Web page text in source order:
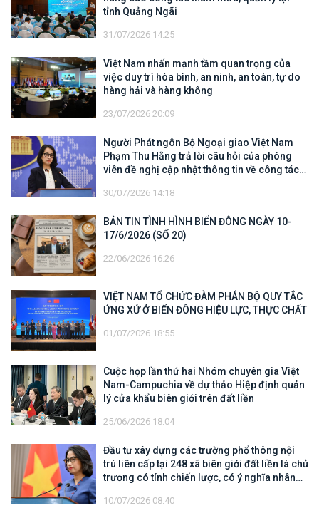
tỉnh Quảng Ngãi
31/07/2026 14:25
Việt Nam nhấn mạnh tầm quan trọng của
việc duy trì hòa bình, an ninh, an toàn, tự do
hàng hải và hàng không
23/07/2026 20:09
Người Phát ngôn Bộ Ngoại giao Việt Nam
Phạm Thu Hằng trả lời câu hỏi của phóng
viên đề nghị cập nhật thông tin về công tác
trên tàu Khôi Nguyên 18
30/07/2026 14:18
BẢN TIN TÌNH HÌNH BIỂN ĐÔNG NGÀY 10-
17/6/2026 (SỐ 20)
22/06/2026 16:26
VIỆT NAM TỔ CHỨC ĐÀM PHÁN BỘ QUY TẮC
ỨNG XỬ Ở BIỂN ĐÔNG HIỆU LỰC, THỰC CHẤT
01/07/2026 18:55
Cuộc họp lần thứ hai Nhóm chuyên gia Việt
Nam-Campuchia về dự thảo Hiệp định quản
lý cửa khẩu biên giới trên đất liền
25/06/2026 18:04
Đầu tư xây dựng các trường phổ thông nội
trú liên cấp tại 248 xã biên giới đất liền là chủ
trương có tính chiến lược, có ý nghĩa nhân
10/07/2026 08:40